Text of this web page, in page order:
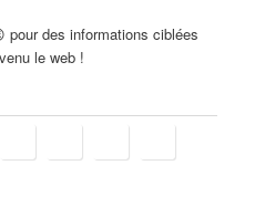
pour des informations ciblées
le web !